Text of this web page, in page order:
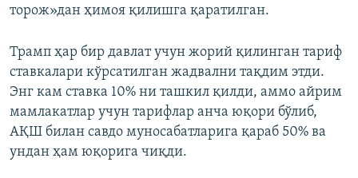
торож»дан ҳимоя қилишга қаратилган.
Трамп ҳар бир давлат учун жорий қилинган тариф
ставкалари кўрсатилган жадвални тақдим этди.
Энг кам ставка 10% ни ташкил қилди, аммо айрим
мамлакатлар учун тарифлар анча юқори бўлиб,
АҚШ билан савдо муносабатларига қараб 50% ва
ундан ҳам юқорига чиқди.